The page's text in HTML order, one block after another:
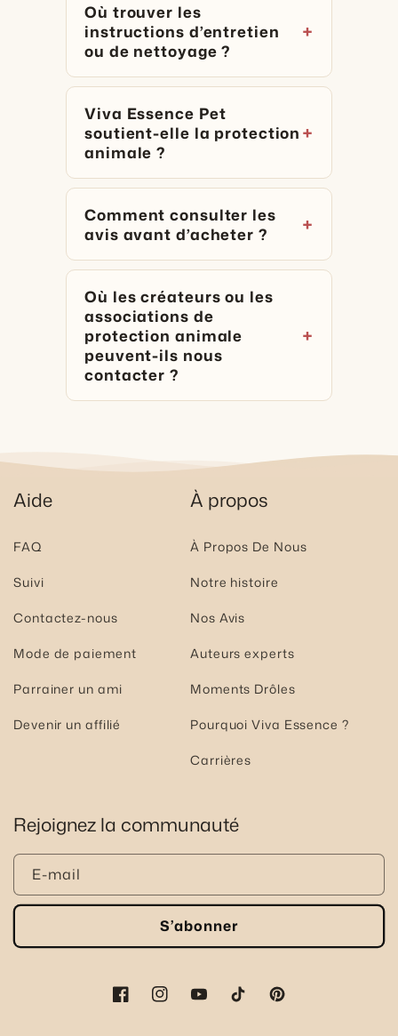
Où trouver les
instructions d’entretien
ou de nettoyage ?
Viva Essence Pet
soutient-elle la protection
animale ?
Comment consulter les
avis avant d’acheter ?
Où les créateurs ou les
associations de
protection animale
peuvent-ils nous
contacter ?
Aide
FAQ
Suivi
Contactez-nous
Mode de paiement
Parrainer un ami
Devenir un affilié
À propos
À Propos De Nous
Notre histoire
Nos Avis
Auteurs experts
Moments Drôles
Pourquoi Viva Essence ?
Carrières
Rejoignez la communauté
E-mail
S’abonner
FacebookInstagramYouTubeTikTokPinterest